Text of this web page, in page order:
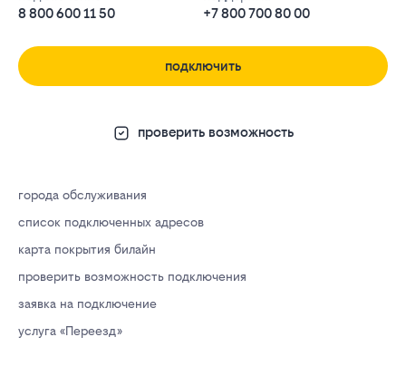
8 800 600 11 50
+7 800 700 80 00
подключить
проверить возможность
города обслуживания
список подключенных адресов
карта покрытия билайн
проверить возможность подключения
заявка на подключение
услуга «Переезд»